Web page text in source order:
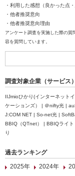
・利用した感想（良かった点・
・他者推奨意向
・他者推奨意向理由
アンケート調査を実施した際の質
容を質問しています。
調査対象企業（サービス）
IIJmioひかり(インターネット
ケーションズ） | ＠nifty光 |
J:COM NET | So-net光 |
BBIQ（QTnet） | BBIQライ
り
過去ランキング
2025年
2024年